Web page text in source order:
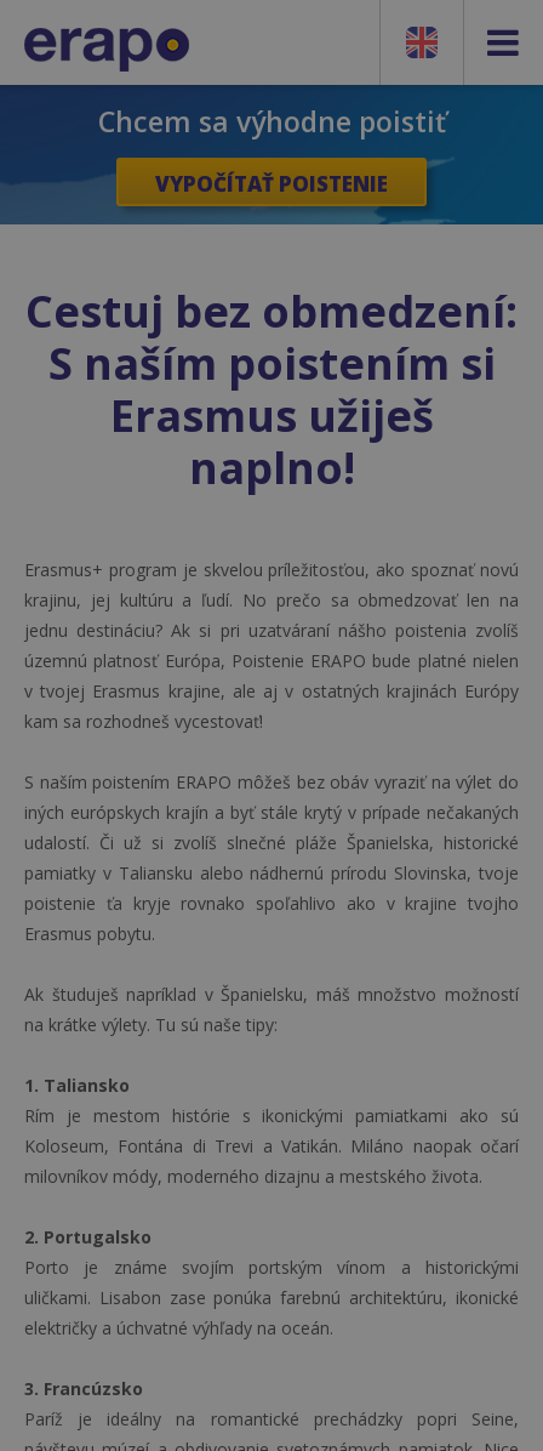
Chcem sa výhodne poistiť
VYPOČÍTAŤ POISTENIE
Cestuj bez obmedzení:
S naším poistením si
Erasmus užiješ
naplno!
Erasmus+ program je skvelou príležitosťou, ako spoznať novú
krajinu, jej kultúru a ľudí. No prečo sa obmedzovať len na
jednu destináciu? Ak si pri uzatváraní nášho poistenia zvolíš
územnú platnosť Európa, Poistenie ERAPO bude platné nielen
v tvojej Erasmus krajine, ale aj v ostatných krajinách Európy
kam sa rozhodneš vycestovať!
S naším poistením ERAPO môžeš bez obáv vyraziť na výlet do
iných európskych krajín a byť stále krytý v prípade nečakaných
udalostí. Či už si zvolíš slnečné pláže Španielska, historické
pamiatky v Taliansku alebo nádhernú prírodu Slovinska, tvoje
poistenie ťa kryje rovnako spoľahlivo ako v krajine tvojho
Erasmus pobytu.
Ak študuješ napríklad v Španielsku, máš množstvo možností
na krátke výlety. Tu sú naše tipy:
1. Taliansko
Rím je mestom histórie s ikonickými pamiatkami ako sú
Koloseum, Fontána di Trevi a Vatikán. Miláno naopak očarí
milovníkov módy, moderného dizajnu a mestského života.
2. Portugalsko
Porto je známe svojím portským vínom a historickými
uličkami. Lisabon zase ponúka farebnú architektúru, ikonické
električky a úchvatné výhľady na oceán.
3. Francúzsko
Paríž je ideálny na romantické prechádzky popri Seine,